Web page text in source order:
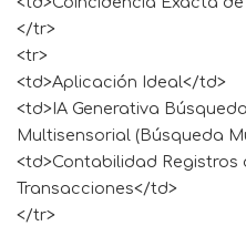
</tr>
<tr>
<td>Aplicación Ideal</td>
<td>IA Generativa
Multisensorial (Búsqueda
<td>Contabilidad Registros
Transacciones</td>
</tr>